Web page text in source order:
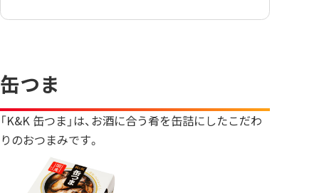
缶つま
「K&K 缶つま」は、お酒に合う肴を缶詰にしたこだわ
りのおつまみです。